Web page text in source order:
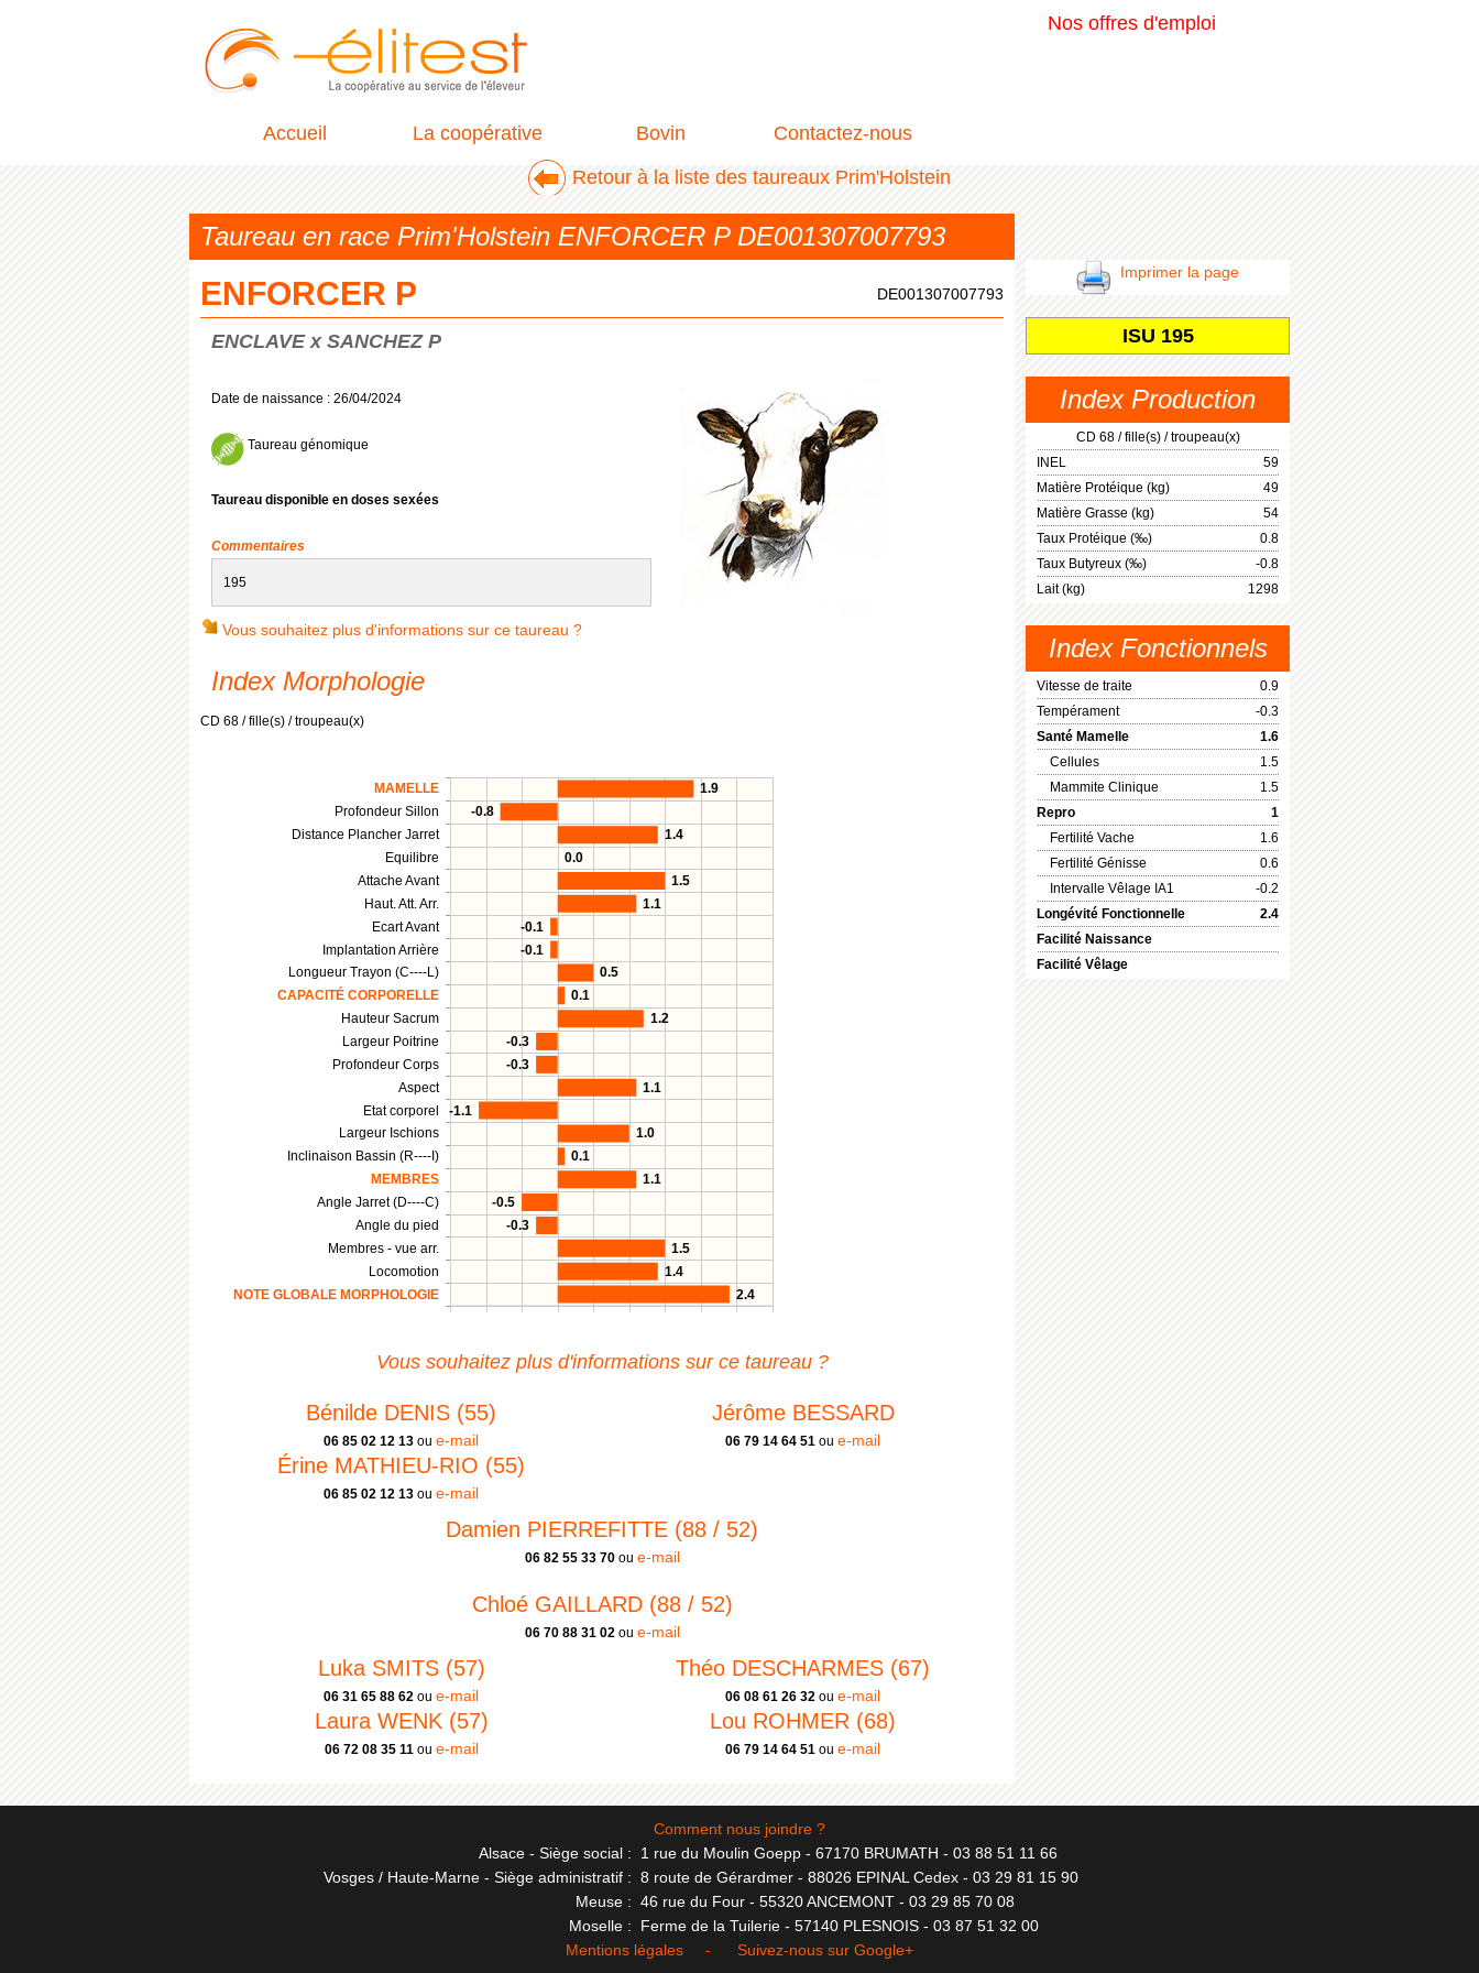
Nos offres d'emploi
Accueil La coopérative Bovin
Contactez-nous
Retour à la liste des taureaux Prim'Holstein
Taureau en race Prim'Holstein ENFORCER P DE001307007793
ENFORCER P DE001307007793
ENCLAVE x SANCHEZ P
Date de naissance : 26/04/2024
Taureau génomique
Taureau disponible en doses sexées
Commentaires
195
Vous souhaitez plus d'informations sur ce taureau ?
Index Morphologie
CD 68 / fille(s) / troupeau(x)
NOTE GLOBALE MORPHOLOGIE
Locomotion
Membres - vue arr.
Angle du pied
Angle Jarret (D----C)
MEMBRES
Inclinaison Bassin (R----I)
Largeur Ischions
Etat corporel
Aspect
Profondeur Corps
Largeur Poitrine
Hauteur Sacrum
CAPACITÉ CORPORELLE
Longueur Trayon (C----L)
Implantation Arrière
Ecart Avant
Haut. Att. Arr.
Attache Avant
Equilibre
Distance Plancher Jarret
Profondeur Sillon
MAMELLE
1.9
-0.8
1.4
0.0
1.5
1.1
-0.1
-0.1
0.5
0.1
1.2
-0.3
-0.3
1.1
-1.1
1.0
0.1
1.1
-0.5
-0.3
1.5
1.4
2.4
Vous souhaitez plus d'informations sur ce taureau ?
Bénilde DENIS (55)
06 85 02 12 13 ou e-mail
Jérôme BESSARD
06 79 14 64 51 ou e-mail
Érine MATHIEU-RIO (55)
06 85 02 12 13 ou e-mail
Damien PIERREFITTE (88 / 52)
06 82 55 33 70ou e-mail
Chloé GAILLARD (88 / 52)
06 70 88 31 02ou e-mail
Luka SMITS (57)
06 31 65 88 62 ou e-mail
Théo DESCHARMES (67)
06 08 61 26 32 ou e-mail
Laura WENK (57)
06 72 08 35 11ou e-mail
Lou ROHMER (68)
06 79 14 64 51 ou e-mail
Imprimer la page
ISU 195
Index Production
CD 68 / fille(s) / troupeau(x)
INEL
59
Matière Protéique (kg)
49
Matière Grasse (kg)
54
Taux Protéique (‰)
0.8
Taux Butyreux (‰)
-0.8
Lait (kg)
1298
Index Fonctionnels
Vitesse de traite
0.9
Tempérament
-0.3
Santé Mamelle
1.6
Cellules
1.5
Mammite Clinique
1.5
Repro
1
Fertilité Vache
1.6
Fertilité Génisse
0.6
Intervalle Vêlage IA1
-0.2
Longévité Fonctionnelle
2.4
Facilité Naissance
Facilité Vêlage
Comment nous joindre ?
Alsace - Siège social :
Vosges / Haute-Marne - Siège administratif :
Meuse :
Moselle :
1 rue du Moulin Goepp - 67170 BRUMATH - 03 88 51 11 66
8 route de Gérardmer - 88026 EPINAL Cedex - 03 29 81 15 90
46 rue du Four - 55320 ANCEMONT - 03 29 85 70 08
Ferme de la Tuilerie - 57140 PLESNOIS - 03 87 51 32 00
Mentions légales - Suivez-nous sur Google+